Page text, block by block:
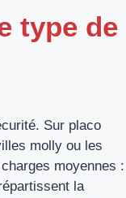
type de
Sur placo
molly ou les
moyennes :
la